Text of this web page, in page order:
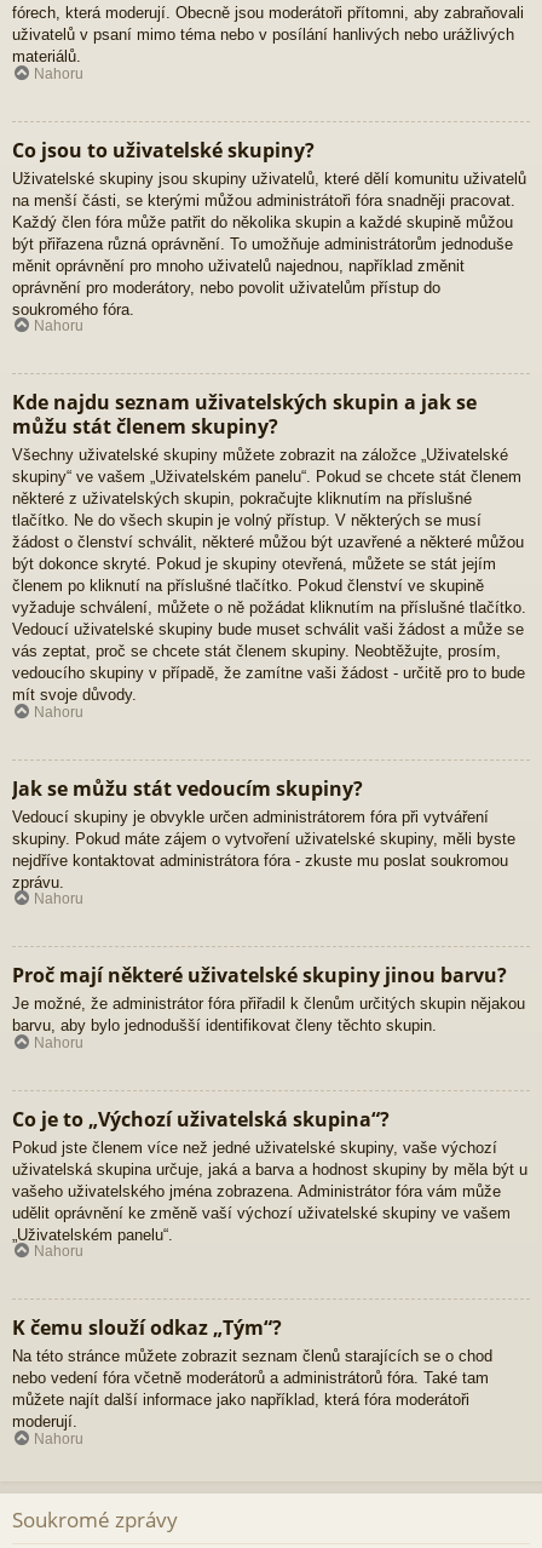
fórech, která moderují. Obecně jsou moderátoři přítomni, aby zabraňovali
uživatelů v psaní mimo téma nebo v posílání hanlivých nebo urážlivých
materiálů.
Nahoru
Co jsou to uživatelské skupiny?
Uživatelské skupiny jsou skupiny uživatelů, které dělí komunitu uživatelů
na menší části, se kterými můžou administrátoři fóra snadněji pracovat.
Každý člen fóra může patřit do několika skupin a každé skupině můžou
být přiřazena různá oprávnění. To umožňuje administrátorům jednoduše
měnit oprávnění pro mnoho uživatelů najednou, například změnit
oprávnění pro moderátory, nebo povolit uživatelům přístup do
soukromého fóra.
Nahoru
Kde najdu seznam uživatelských skupin a jak se
můžu stát členem skupiny?
Všechny uživatelské skupiny můžete zobrazit na záložce „Uživatelské
skupiny“ ve vašem „Uživatelském panelu“. Pokud se chcete stát členem
některé z uživatelských skupin, pokračujte kliknutím na příslušné
tlačítko. Ne do všech skupin je volný přístup. V některých se musí
žádost o členství schválit, některé můžou být uzavřené a některé můžou
být dokonce skryté. Pokud je skupiny otevřená, můžete se stát jejím
členem po kliknutí na příslušné tlačítko. Pokud členství ve skupině
vyžaduje schválení, můžete o ně požádat kliknutím na příslušné tlačítko.
Vedoucí uživatelské skupiny bude muset schválit vaši žádost a může se
vás zeptat, proč se chcete stát členem skupiny. Neobtěžujte, prosím,
vedoucího skupiny v případě, že zamítne vaši žádost - určitě pro to bude
mít svoje důvody.
Nahoru
Jak se můžu stát vedoucím skupiny?
Vedoucí skupiny je obvykle určen administrátorem fóra při vytváření
skupiny. Pokud máte zájem o vytvoření uživatelské skupiny, měli byste
nejdříve kontaktovat administrátora fóra - zkuste mu poslat soukromou
zprávu.
Nahoru
Proč mají některé uživatelské skupiny jinou barvu?
Je možné, že administrátor fóra přiřadil k členům určitých skupin nějakou
barvu, aby bylo jednodušší identifikovat členy těchto skupin.
Nahoru
Co je to „Výchozí uživatelská skupina“?
Pokud jste členem více než jedné uživatelské skupiny, vaše výchozí
uživatelská skupina určuje, jaká a barva a hodnost skupiny by měla být u
vašeho uživatelského jména zobrazena. Administrátor fóra vám může
udělit oprávnění ke změně vaší výchozí uživatelské skupiny ve vašem
„Uživatelském panelu“.
Nahoru
K čemu slouží odkaz „Tým“?
Na této stránce můžete zobrazit seznam členů starajících se o chod
nebo vedení fóra včetně moderátorů a administrátorů fóra. Také tam
můžete najít další informace jako například, která fóra moderátoři
moderují.
Nahoru
Soukromé zprávy